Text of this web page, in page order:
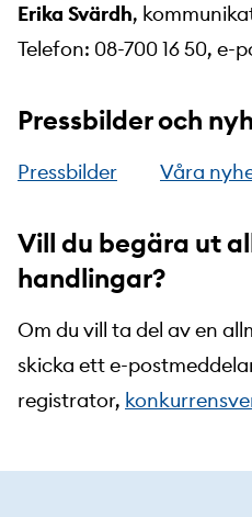
Erika Svärdh,
Telefon: 08-700 16 50, e-
Pressbilder och
Pressbilder Våra
Vill du begära ut
handlingar?
Om du vill ta del av en
skicka ett e-
registrator,